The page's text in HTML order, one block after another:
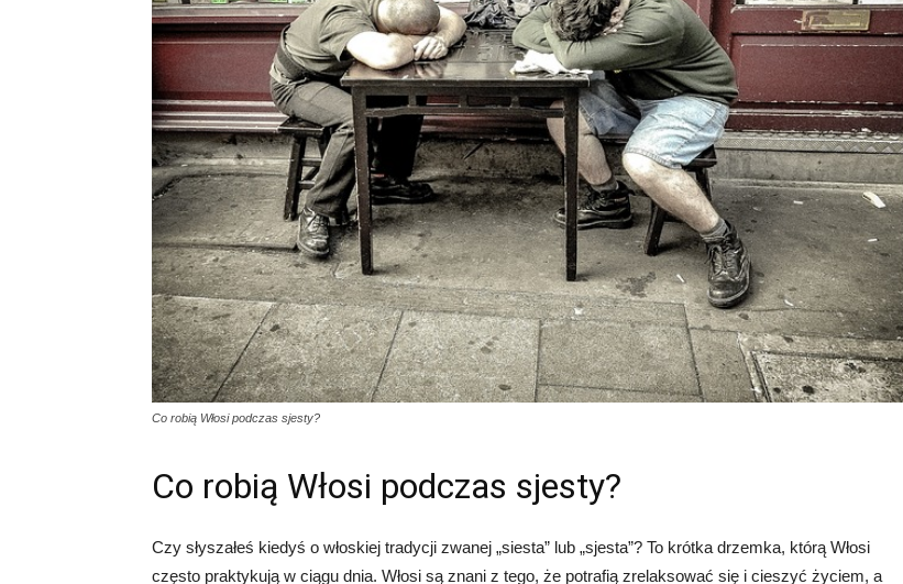
Co robią Włosi podczas sjesty?
Co robią Włosi podczas sjesty?
Czy słyszałeś kiedyś o włoskiej tradycji zwanej „siesta” lub „sjesta”? To krótka drzemka, którą Włosi
często praktykują w ciągu dnia. Włosi są znani z tego, że potrafią zrelaksować się i cieszyć życiem, a